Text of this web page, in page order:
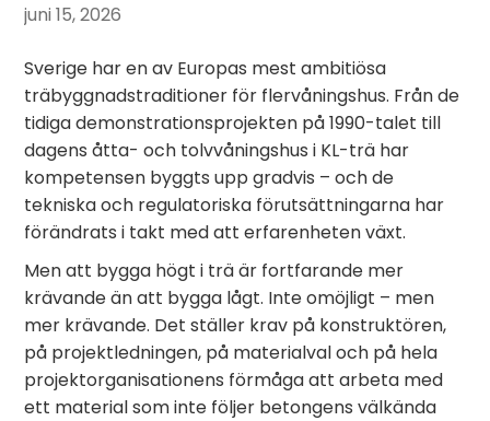
juni 15, 2026
Sverige har en av Europas mest ambitiösa
träbyggnadstraditioner för flervåningshus. Från de
tidiga demonstrationsprojekten på 1990-talet till
dagens åtta- och tolvvåningshus i KL-trä har
kompetensen byggts upp gradvis – och de
tekniska och regulatoriska förutsättningarna har
förändrats i takt med att erfarenheten växt.
Men att bygga högt i trä är fortfarande mer
krävande än att bygga lågt. Inte omöjligt – men
mer krävande. Det ställer krav på konstruktören,
på projektledningen, på materialval och på hela
projektorganisationens förmåga att arbeta med
ett material som inte följer betongens välkända